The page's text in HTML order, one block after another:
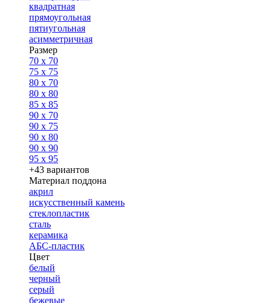
квадратная
прямоугольная
пятиугольная
асимметричная
Размер
70 x 70
75 x 75
80 x 70
80 x 80
85 x 85
90 x 70
90 x 75
90 x 80
90 x 90
95 x 95
+43 вариантов
Материал поддона
акрил
искусственный камень
стеклопластик
сталь
керамика
АБС-пластик
Цвет
белый
черный
серый
бежевые